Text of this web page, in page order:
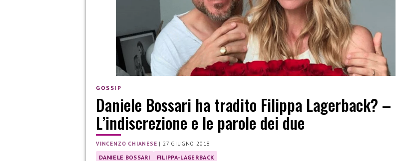
GOSSIP
Daniele Bossari ha tradito Filippa Lagerback? –
L’indiscrezione e le parole dei due
VINCENZO CHIANESE |27 GIUGNO 2018
DANIELE BOSSARI FILIPPA-LAGERBACK